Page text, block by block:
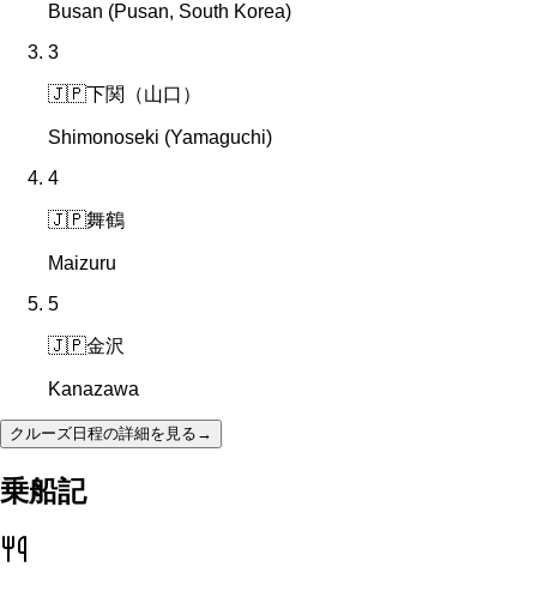
Busan (Pusan, South Korea)
3
🇯🇵下関（山口）
Shimonoseki (Yamaguchi)
4
🇯🇵舞鶴
Maizuru
5
🇯🇵金沢
Kanazawa
クルーズ日程の詳細を見る →
乗船記